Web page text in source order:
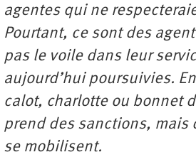
agentes qui ne
Pourtant, ce sont des
pas le voile dans leur
aujourd’hui poursuivies.
calot, charlotte ou bonnet
prend des sanctions, mais
se mobilisent.